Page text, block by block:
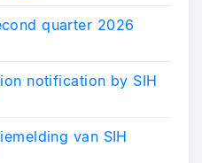
quarter 2026
notification by SIH
van SIH